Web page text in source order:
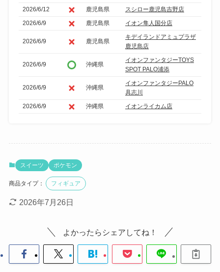
2026/6/12 鹿児島県
スシロー鹿児島吉野店
2026/6/9
鹿児島県 イオン隼人国分店
2026/6/9 鹿児島県
キデイランドアミュプラザ
鹿児島店
2026/6/9 沖縄県
イオンファンタジーTOYS
SPOT PALO浦添
2026/6/9 沖縄県
イオンファンタジーPALO
具志川
2026/6/9
沖縄県 イオンライカム店
スイーツ ポケモン
商品タイプ： フィギュア
2026年7月26日
よかったらシェアしてね！